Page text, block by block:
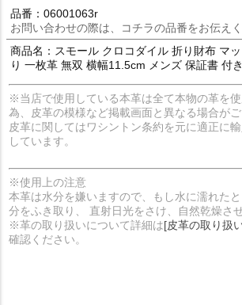
品番：06001063r
お問い合わせの際は、コチラの品番をお伝え
商品名：スモール クロコダイル 折り財布 マ
り 一枚革 無双 横幅11.5cm メンズ 保証書 付き
※当店で使用している本革は全て本物の革を
為、皮革の模様など掲載画面と異なる場合が
皮革に関してはワシントン条約を元に適正に
しています。
※使用上の注意
本革は水分を嫌いますので、もし水に濡れた
分をふき取り、 直射日光をさけ、自然乾燥さ
※革の取り扱いについて詳細は[皮革の取り扱
確認ください。